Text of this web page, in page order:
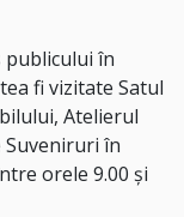
publicului în
fi vizitate Satul
Atelierul
Suveniruri în
orele 9.00 și